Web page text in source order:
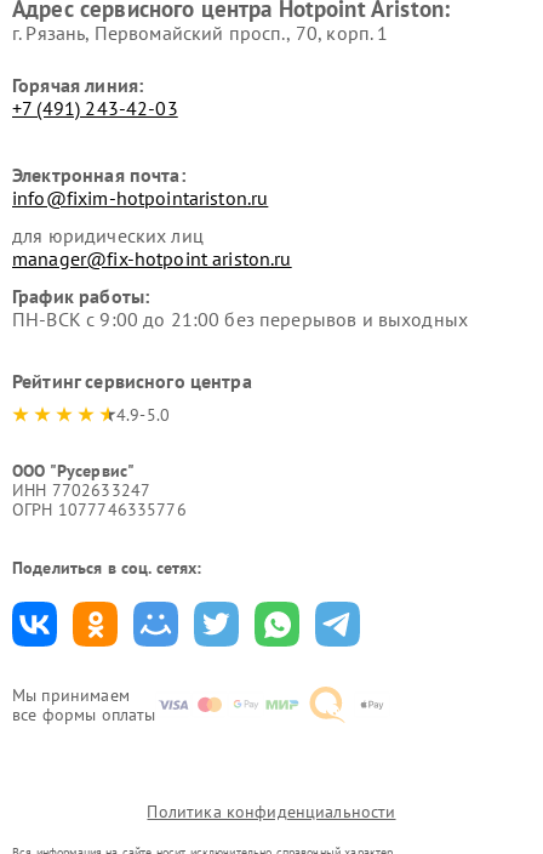
Мы принимаем
все формы оплаты
Ariston
Hotpoint Ariston
Адрес сервисного центра Hotpoint Ariston:
г. Рязань, Первомайский просп., 70, корп. 1
Горячая линия:
+7 (491) 243-42-03
Электронная почта:
info@fixim-hotpointariston.ru
для юридических лиц
manager@fix-hotpoint ariston.ru
График работы:
ПН-ВСК с 9:00 до 21:00 без перерывов и выходных
Рейтинг сервисного центра
4.9-5.0
ООО "Русервис"
ИНН 7702633247
ОГРН 1077746335776
Поделиться в соц. сетях:
Политика конфиденциальности